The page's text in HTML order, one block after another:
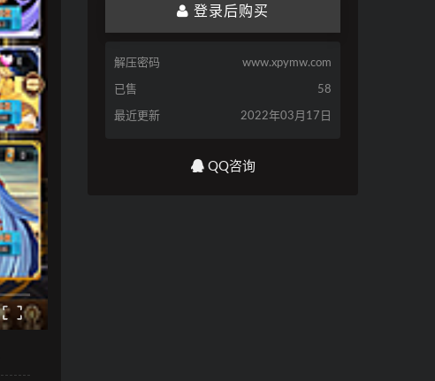
登录后购买
解压密码 www.xpymw.com
已售 58
最近更新 2022年03月17日
QQ咨询